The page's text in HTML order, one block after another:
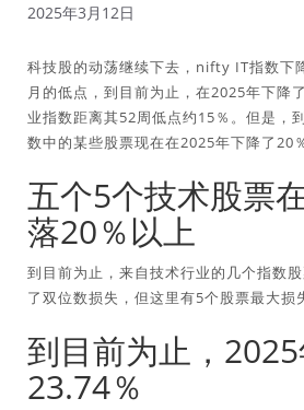
2025年3月12日
科技股的动荡继续下去，nifty IT指数下
月的低点，到目前为止，在2025年下降
业指数距离其52周低点约15％。但是，
数中的某些股票现在在2025年下降了20
五个5个技术股票
落20％以上
到目前为止，来自技术行业的几个指数
了双位数损失，但这里有5个股票最大损
到目前为止，
23.74％